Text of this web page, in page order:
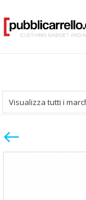
Visualizza tutti i